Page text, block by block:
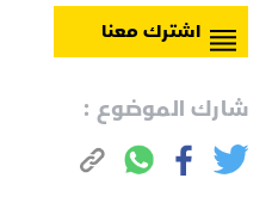
اشترك معنا
شارك الموضوع :